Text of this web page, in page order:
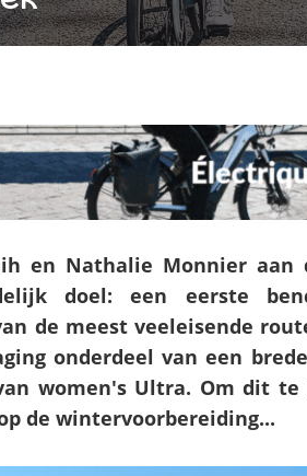
en Nathalie Monnier aan
doel: een eerste
de meest veeleisende
onderdeel van een
women's Ultra. Om dit
de wintervoorbereiding...